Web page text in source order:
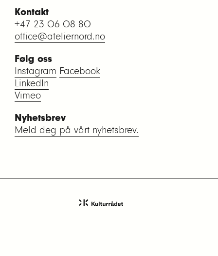
Kontakt
+47 23 06 08 80
office@ateliernord.no
Følg oss
Instagram Facebook
LinkedIn
Vimeo
Nyhetsbrev
Meld deg på vårt nyhetsbrev.